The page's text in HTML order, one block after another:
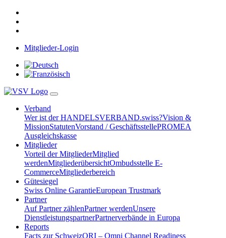
Mitglieder-Login
Verband
Wer ist der HANDELSVERBAND.swiss?Vision &
MissionStatutenVorstand / GeschäftsstellePROMEA
Ausgleichskasse
Mitglieder
Vorteil der MitgliederMitglied
werdenMitgliederübersichtOmbudsstelle E-
CommerceMitgliederbereich
Gütesiegel
Swiss Online GarantieEuropean Trustmark
Partner
Auf Partner zählenPartner werdenUnsere
DienstleistungspartnerPartnerverbände in Europa
Reports
Facts zur SchweizORI – Omni Channel Readiness